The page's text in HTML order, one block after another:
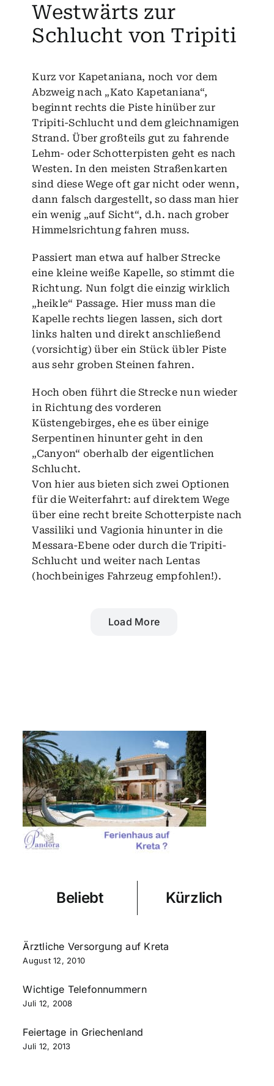
Westwärts zur
Schlucht von Tripiti
Kurz vor Kapetaniana, noch vor dem
Abzweig nach „Kato Kapetaniana“,
beginnt rechts die Piste hinüber zur
Tripiti-Schlucht und dem gleichnamigen
Strand. Über großteils gut zu fahrende
Lehm- oder Schotterpisten geht es nach
Westen. In den meisten Straßenkarten
sind diese Wege oft gar nicht oder wenn,
dann falsch dargestellt, so dass man hier
ein wenig „auf Sicht“, d.h. nach grober
Himmelsrichtung fahren muss.
Passiert man etwa auf halber Strecke
eine kleine weiße Kapelle, so stimmt die
Richtung. Nun folgt die einzig wirklich
„heikle“ Passage. Hier muss man die
Kapelle rechts liegen lassen, sich dort
links halten und direkt anschließend
(vorsichtig) über ein Stück übler Piste
aus sehr groben Steinen fahren.
Hoch oben führt die Strecke nun wieder
in Richtung des vorderen
Küstengebirges, ehe es über einige
Serpentinen hinunter geht in den
„Canyon“ oberhalb der eigentlichen
Schlucht.
Von hier aus bieten sich zwei Optionen
für die Weiterfahrt: auf direktem Wege
über eine recht breite Schotterpiste nach
Vassiliki und Vagionia hinunter in die
Messara-Ebene oder durch die Tripiti-
Schlucht und weiter nach Lentas
(hochbeiniges Fahrzeug empfohlen!).
Load More
Beliebt Kürzlich
Ärztliche Versorgung auf Kreta
August 12, 2010
Wichtige Telefonnummern
Juli 12, 2008
Feiertage in Griechenland
Juli 12, 2013